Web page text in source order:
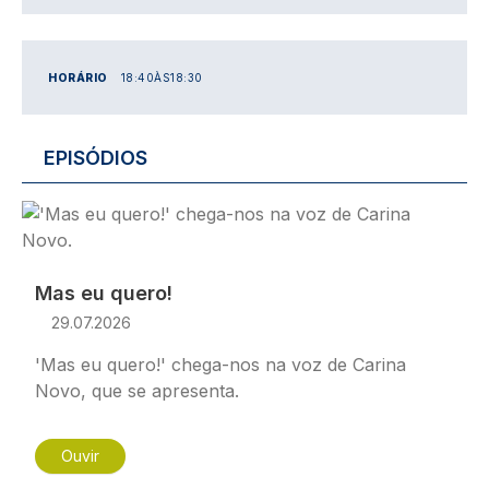
HORÁRIO 18:40ÀS18:30
EPISÓDIOS
Imagem
Mas eu quero!
29.07.2026
'Mas eu quero!' chega-nos na voz de Carina
Novo, que se apresenta.
Ouvir